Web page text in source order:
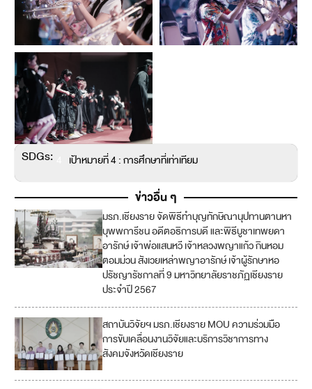
SDGs: เป้าหมายที่ 4 : การศึกษาที่เท่าเทียม
ข่าวอื่น ๆ
มรภ.เชียงราย จัดพิธีทำบุญทักษิณานุปทานตานหา
บุพพการีชน อดีตอธิการบดี และพิธีบูชาเทพยดา
อารักษ์ เจ้าพ่อแสนหวี เจ้าหลวงพญาแก้ว กินหอม
ตอมม่วน สังเวยเหล่าพญาอารักษ์ เจ้าผู้รักษาหอ
ปรัชญารัชกาลที่ 9 มหาวิทยาลัยราชภัฏเชียงราย
ประจำปี 2567
สถาบันวิจัยฯ มรภ.เชียงราย MOU ความร่วมมือ
การขับเคลื่อนงานวิจัยและบริการวิชาการทาง
สังคมจังหวัดเชียงราย